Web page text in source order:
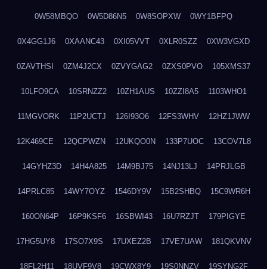
0W58MBQO 0W5D86N5 0W8SOPXW 0WY1BFPQ
0X4GG1J6 0XAANC43 0XI05VVT 0XLR0SZZ 0XW3VGXD
0ZAVTHSI 0ZM4J2CX 0ZVYGAG2 0ZXS0PVO 105XMS37
10LFO9CA 10SRNZZ2 10ZH1AUS 10ZZI8A5 1103WHO1
11MGVORK 11P2UCTJ 126I93O6 12FS3WHV 12HZ1JWW
12K469CE 12QCPWZN 12UKQO0N 133P7UOC 13COV7L8
14GYHZ3D 14H4A825 14M9BJ75 14NJ13LJ 14PRJLGB
14PRLC85 14WY7OYZ 1546DY9V 15B2SHBQ 15C9WR6H
160ON64P 16P9KSF6 16SBWI43 16U7RZJT 179PIGYE
17HG5UY8 17SO7X9S 17UXEZ2B 17VE7UAW 181QKVNV
18FL2H11 18UVF9V8 19CWX8Y9 19S0NNZV 19SYNG2F